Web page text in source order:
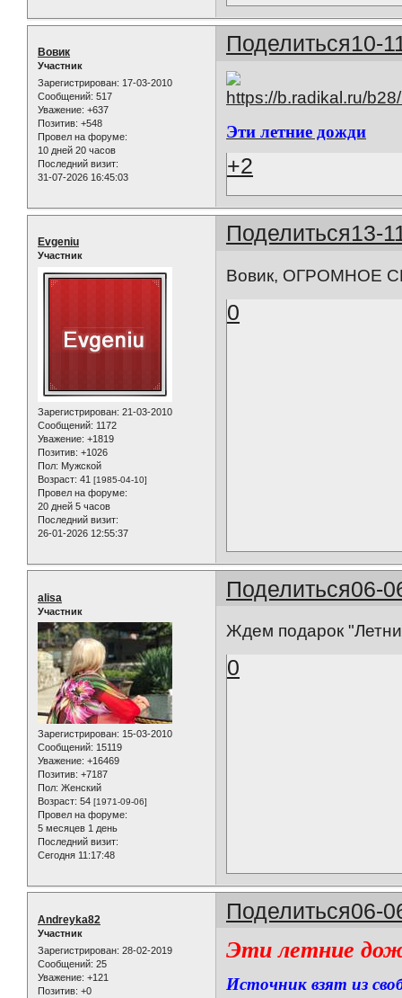
Поделиться10-
Вовик
Участник
Зарегистрирован: 17-03-2010
Сообщений: 517
Уважение: +637
Позитив: +548
Провел на форуме:
10 дней 20 часов
Последний визит:
31-07-2026 16:45:03
Эти летние дожди
+2
Поделиться13-
Evgeniu
Участник
Зарегистрирован: 21-03-2010
Сообщений: 1172
Уважение: +1819
Позитив: +1026
Пол: Мужской
Возраст: 41 [1985-04-10]
Провел на форуме:
20 дней 5 часов
Последний визит:
26-01-2026 12:55:37
Вовик, ОГРОМНОЕ
0
Поделиться06-
alisa
Участник
Зарегистрирован: 15-03-2010
Сообщений: 15119
Уважение: +16469
Позитив: +7187
Пол: Женский
Возраст: 54 [1971-09-06]
Провел на форуме:
5 месяцев 1 день
Последний визит:
Сегодня 11:17:48
Ждем подарок
0
Поделиться06-
Andreyka82
Участник
Зарегистрирован: 28-02-2019
Сообщений: 25
Уважение: +121
Позитив: +0
Эти летние
Источник взят из